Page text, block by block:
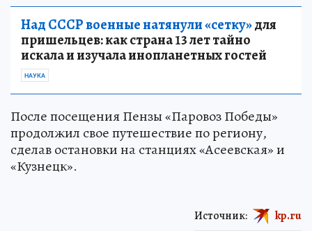
Над СССР военные натянули «сетку»для
пришельцев: как страна 13 лет тайно
искала и изучала инопланетных гостей
НАУКА
После посещения Пензы «Паровоз Победы»
продолжил свое путешествие по региону,
сделав остановки на станциях «Асеевская» и
«Кузнецк».
Источник: kp.ru